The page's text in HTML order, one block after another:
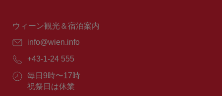
間：
ウィーン観光＆宿泊案内
E
ー
ル：
info@wien.info
電
番
号：
+43-1-24 555
営
業
毎日9時〜17時
祝祭日は休業